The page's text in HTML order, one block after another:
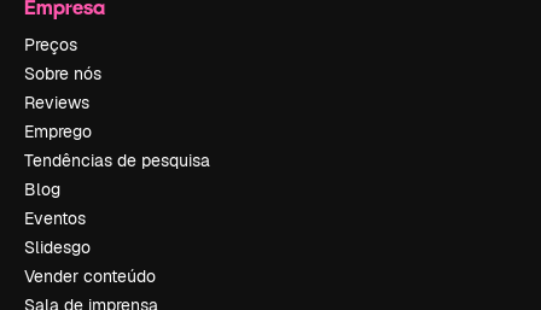
Empresa
Preços
Sobre nós
Reviews
Emprego
Tendências de pesquisa
Blog
Eventos
Slidesgo
Vender conteúdo
Sala de imprensa